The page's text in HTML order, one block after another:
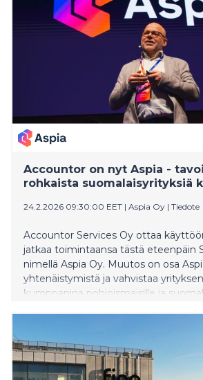
Accountor on nyt Aspia -
rohkaista suomalaisyrityksiä
24.2.2026 09:30:00 EET | Aspia Oy | Tiedote
Accountor Services Oy ottaa
jatkaa toimintaansa tästä eteenpäin
nimellä Aspia Oy. Muutos on osa
yhtenäistymistä ja vahvistaa
kumppanina pohjoismaisille ja